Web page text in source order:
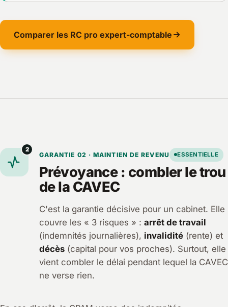
Comparer les RC pro expert-comptable
2
GARANTIE 02 · MAINTIEN DE REVENU ESSENTIELLE
Prévoyance : combler le trou
de la CAVEC
C'est la garantie décisive pour un cabinet. Elle
couvre les « 3 risques » : arrêt de travail
(indemnités journalières), invalidité(rente) et
décès(capital pour vos proches). Surtout, elle
vient combler le délai pendant lequel la CAVEC
ne verse rien.